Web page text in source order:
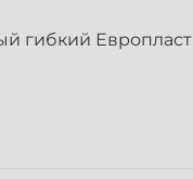
гибкий Европласт